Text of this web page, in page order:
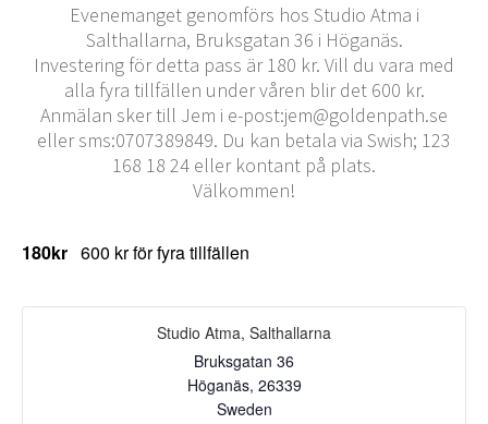
Evenemanget genomförs hos Studio Atma i
Salthallarna, Bruksgatan 36 i Höganäs.
Investering för detta pass är 180 kr. Vill du vara med
alla fyra tillfällen under våren blir det 600 kr.
Anmälan sker till Jem i e-post:jem@goldenpath.se
eller sms:0707389849. Du kan betala via Swish; 123
168 18 24 eller kontant på plats.
Välkommen!
180kr 600 kr för fyra tillfällen
Studio Atma, Salthallarna
Bruksgatan 36
Höganäs, 26339
Sweden